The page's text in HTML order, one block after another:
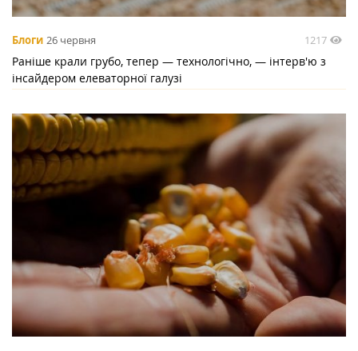
Блоги 26 червня 1217
Раніше крали грубо, тепер — технологічно, — інтерв'ю з
інсайдером елеваторної галузі